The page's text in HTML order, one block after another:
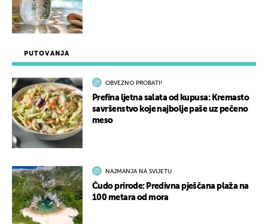
PUTOVANJA
OBVEZNO PROBATI!
Prefina ljetna salata od kupusa: Kremasto
savršenstvo koje najbolje paše uz pečeno
meso
NAJMANJA NA SVIJETU
Čudo prirode: Predivna pješčana plaža na
100 metara od mora